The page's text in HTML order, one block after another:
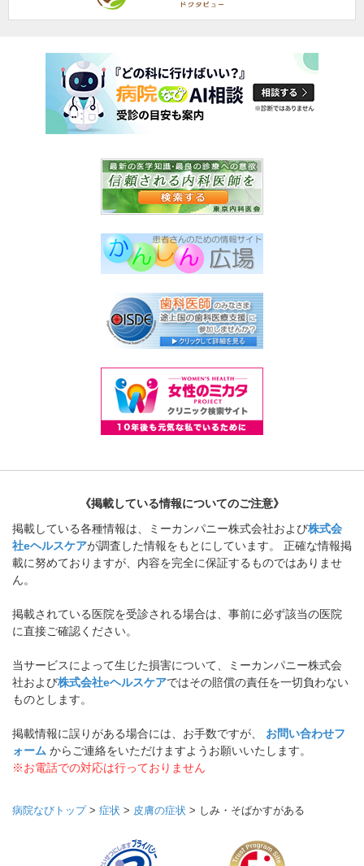
《掲載している情報についてのご注意》
掲載している各種情報は、ミーカンパニー株式会社および株式会
社eヘルスケアが調査した情報をもとにしています。 正確な情報掲
載に努めておりますが、内容を完全に保証するものではありませ
ん。
掲載されている医院を受診される場合は、事前に必ず該当の医院
に直接ご確認ください。
当サービスによって生じた損害について、ミーカンパニー株式会
社および株式会社eヘルスケアではその賠償の責任を一切負わない
ものとします。
掲載情報に誤りがある場合には、お手数ですが、 お問い合わせフ
ォーム からご連絡をいただけますようお願いいたします。
※お電話での対応は行っておりません
病院なびトップ> 症状 > 皮膚の症状 > しみ・そばかすがある